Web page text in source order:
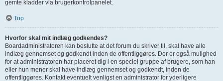
gemte kladder via brugerkontrolpanelet.
Top
Hvorfor skal mit indlæg godkendes?
Boardadministratoren kan beslutte at det forum du skriver til, skal have alle
indlæg gennemset og godkendt inden de offentliggøres. Der er også mulighed
for at administratoren har placeret dig i en speciel gruppe af brugere, som han
eller hun mener skal have indlæg gennemset og godkendt, inden de
offentliggøres. Kontakt eventuelt venligst en administrator for yderligere